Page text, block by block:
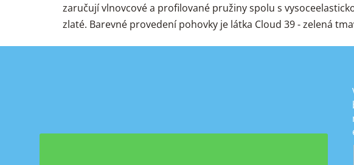
zaručují vlnovcové a profilované pružiny spolu s
zlaté. Barevné provedení pohovky je látka Cloud 39 - zelená